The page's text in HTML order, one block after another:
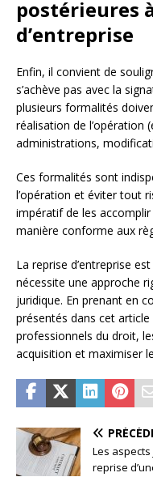
postérieures
d’entreprise
Enfin, il convient de
s’achève pas avec la
plusieurs formalités
réalisation de l’opération
administrations,
Ces formalités sont
l’opération et éviter tout
impératif de les
manière conforme aux
La reprise d’entreprise
nécessite une approche
juridique. En prenant en
présentés dans cet article
professionnels du droit,
acquisition et maximiser
Les
reprise